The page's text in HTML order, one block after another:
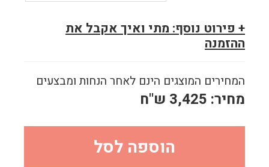
+ פירוט נוסף: מתי ואיך אקבל את
ההזמנה
המחירים המוצגים הינם לאחר הנחות ומבצעים
מחיר: 3,425 ש"ח
הוספה לסל